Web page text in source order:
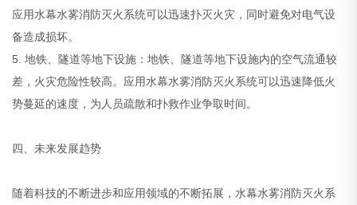
应用水幕水雾消防灭火系统可以迅速扑灭火灾，同时避免对电气设
备造成损坏。
5. 地铁、隧道等地下设施：地铁、隧道等地下设施内的空气流通较
差，火灾危险性较高。应用水幕水雾消防灭火系统可以迅速降低火
势蔓延的速度，为人员疏散和扑救作业争取时间。
四、未来发展趋势
随着科技的不断进步和应用领域的不断拓展，水幕水雾消防灭火系